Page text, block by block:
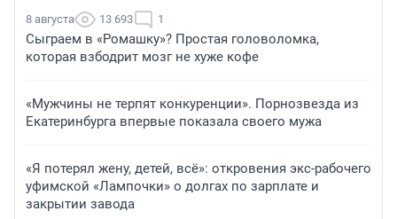
8 августа 13 693 1
Сыграем в «Ромашку»? Простая головоломка,
которая взбодрит мозг не хуже кофе
«Мужчины не терпят конкуренции». Порнозвезда из
Екатеринбурга впервые показала своего мужа
«Я потерял жену, детей, всё»: откровения экс-рабочего
уфимской «Лампочки» о долгах по зарплате и
закрытии завода